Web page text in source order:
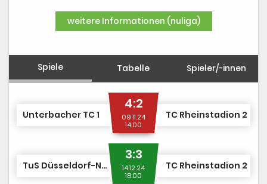
weitere Informationen (nuliga)
Spiele Tabelle Spieler/-innen
Unterbacher TC 1
4:2
09.11.24
14:00
TC Rheinstadion 2
TuS Düsseldorf-Nord 1
3:3
14.12.24
18:00
TC Rheinstadion 2